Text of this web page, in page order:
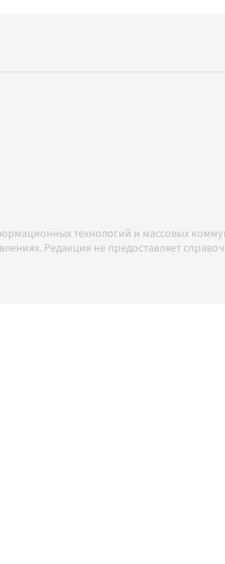
технологий и массовых
Редакция не предоставляет